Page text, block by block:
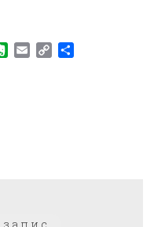
Evernote
EmailCopy